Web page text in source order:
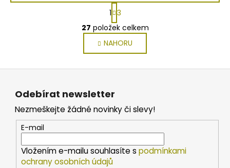
O
v
l
á
d
c
p
r
v
k
y
S
t
r
á
n
k
o
n
í
1 3
27 položek celkem
NAHORU
Odebírat newsletter
Nezmeškejte žádné novinky či slevy!
E-mail
Vložením e-mailu souhlasíte s podmínkami
ochrany osobních údajů